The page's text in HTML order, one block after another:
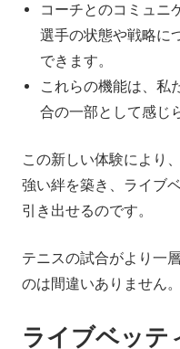
コーチとのコミュニ
選手の状態や戦略に
できます。
これらの機能は、私
合の一部として感じ
この新しい体験により
強い絆を築き、ライブ
引き出せるのです。
テニスの試合がより一
のは間違いありません。
ライブベッテ